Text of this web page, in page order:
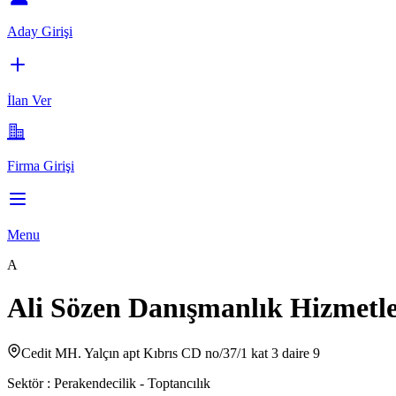
Aday Girişi
İlan Ver
Firma Girişi
Menu
A
Ali Sözen Danışmanlık
Cedit MH. Yalçın apt Kıbrıs CD no/37/1 kat 3 daire 9
Sektör : Perakendecilik - Toptancılık